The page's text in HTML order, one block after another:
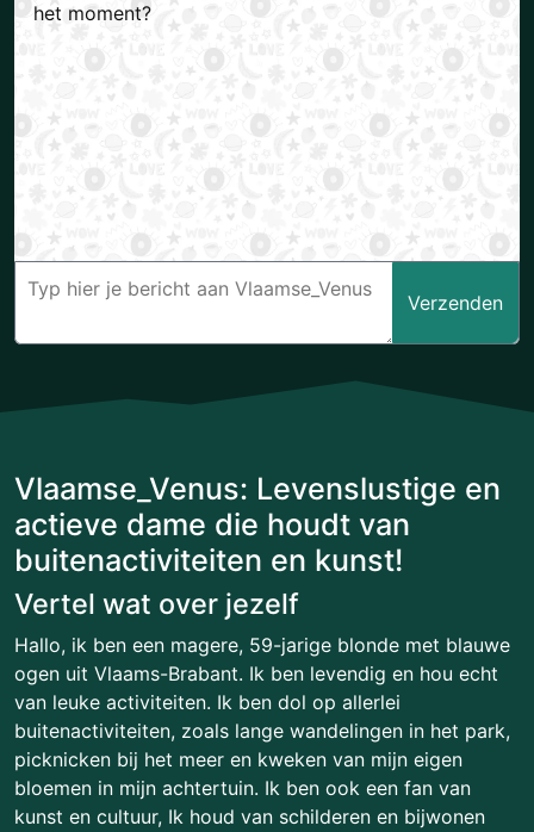
het moment?
Verzenden
Vlaamse_Venus: Levenslustige en
actieve dame die houdt van
buitenactiviteiten en kunst!
Vertel wat over jezelf
Hallo, ik ben een magere, 59-jarige blonde met blauwe
ogen uit Vlaams-Brabant. Ik ben levendig en hou echt
van leuke activiteiten. Ik ben dol op allerlei
buitenactiviteiten, zoals lange wandelingen in het park,
picknicken bij het meer en kweken van mijn eigen
bloemen in mijn achtertuin. Ik ben ook een fan van
kunst en cultuur, Ik houd van schilderen en bijwonen